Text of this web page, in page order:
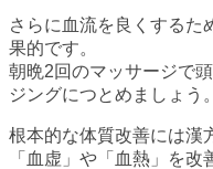
さらに血流を良くするた
果的です。
朝晩2回のマッサージで
ジングにつとめましょう。
根本的な体質改善には漢
「血虚」や「血熱」を